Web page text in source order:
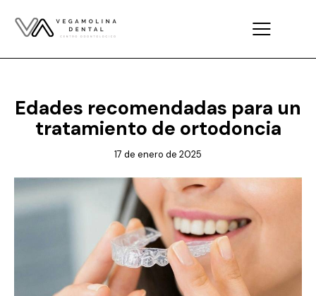
Edades recomendadas para un
tratamiento de ortodoncia
17 de enero de 2025